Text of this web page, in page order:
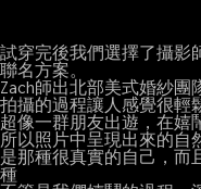
試穿完後我們選擇了攝影
聯名方案。
Zach師出北部美式婚紗
拍攝的過程讓人感覺很輕
超像一群朋友出遊，在嬉
所以照片中呈現出來的自
是那種很真實的自己，而
種